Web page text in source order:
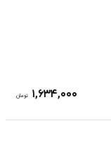
۱,۶۳۴,۰۰۰ تومان